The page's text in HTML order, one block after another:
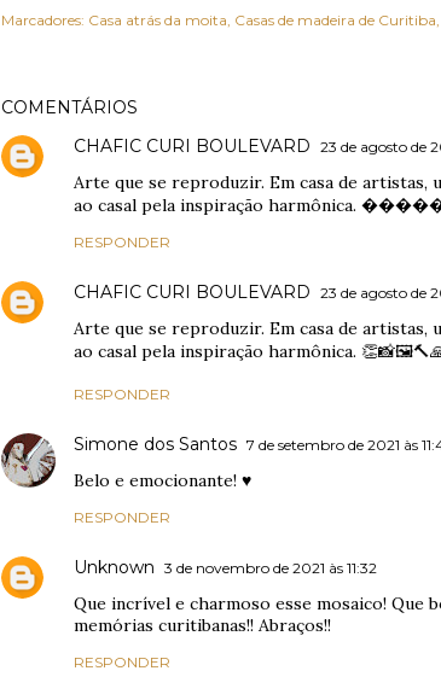
Marcadores: Casa atrás da moita Casas de madeira de Curitiba
COMENTÁRIOS
CHAFIC CURI BOULEVARD 23 de agosto de
Arte que se reproduzir. Em casa de artistas,
ao casal pela inspiração harmônica.
RESPONDER
CHAFIC CURI BOULEVARD 23 de agosto de
Arte que se reproduzir. Em casa de artistas,
ao casal pela inspiração harmônica.
RESPONDER
Simone dos Santos 7 de setembro de 2021 às
Belo e emocionante! ♥
RESPONDER
Unknown 3 de novembro de 2021 às 11:32
Que incrível e charmoso esse mosaico! Que
memórias curitibanas!! Abraços!!
RESPONDER